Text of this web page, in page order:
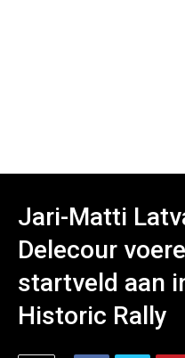
Jari-Matti
Delecour
startveld aan
Historic Rally